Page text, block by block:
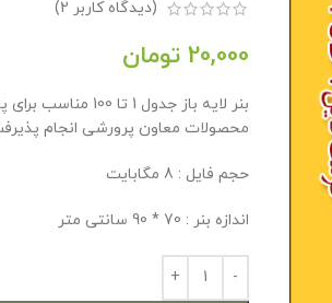
(دیدگاه کاربر 2
)
20,000 تومان
بنر لایه باز
محصولات معاون پرورشی انجام
حجم فایل : 8 مگابایت
اندازه بنر : 70 * 90 سانتی متر